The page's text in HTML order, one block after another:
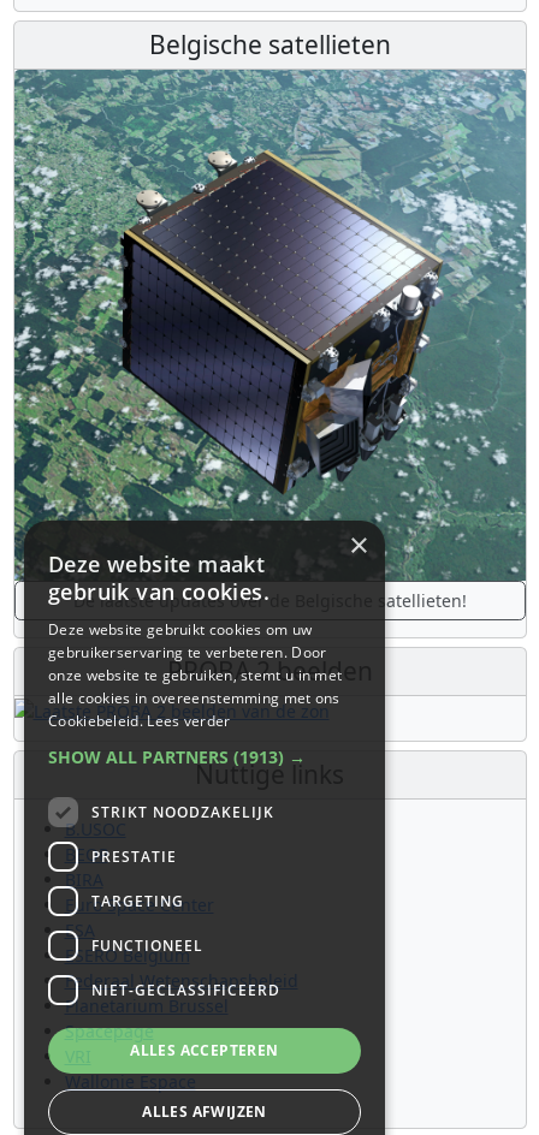
Belgische satellieten
De laatste updates over de Belgische satellieten!
PROBA 2 beelden
Nuttige links
B.USOC
BEOP
BIRA
Euro Space Center
ESA
ESERO Belgium
Federaal Wetenschapsbeleid
Planetarium Brussel
Spacepage
VRI
Wallonie Espace
×
Deze website maakt
gebruik van cookies.
Deze website gebruikt cookies om uw
gebruikerservaring te verbeteren. Door
onze website te gebruiken, stemt u in met
alle cookies in overeenstemming met ons
Cookiebeleid.Lees verder
SHOW ALL PARTNERS (1913) →
STRIKT NOODZAKELIJK
PRESTATIE
TARGETING
FUNCTIONEEL
NIET-GECLASSIFICEERD
ALLES ACCEPTEREN
ALLES AFWIJZEN